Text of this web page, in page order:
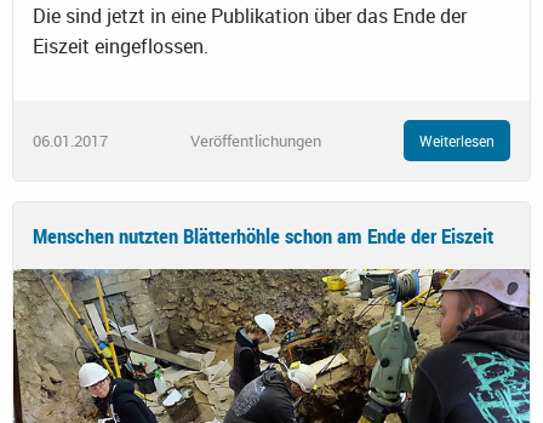
Die sind jetzt in eine Publikation über das Ende der
Eiszeit eingeflossen.
06.01.2017 Veröffentlichungen Weiterlesen
Menschen nutzten Blätterhöhle schon am Ende der Eiszeit